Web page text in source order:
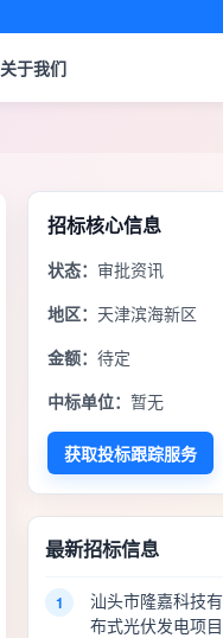
关于我们
招标核心信息
状态： 审批资讯
地区： 天津滨海新区
金额： 待定
中标单位： 暂无
获取投标跟踪服务
最新招标信息
1
汕头市隆嘉科技
布式光伏发电项目